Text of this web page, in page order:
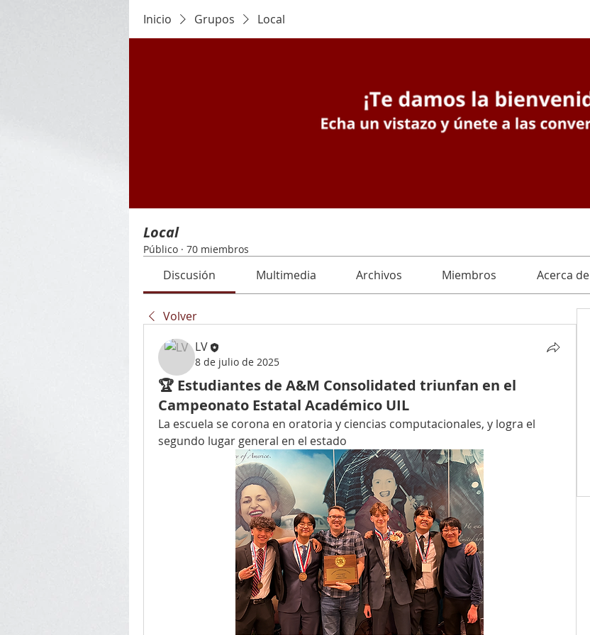
Inicio Grupos Local
Local
Público · 70 miembros
Discusión Multimedia Archivos Miembros Acerca de
Volver
LV
8 de julio de 2025
🏆 Estudiantes de A&M Consolidated triunfan en el
Campeonato Estatal Académico UIL
La escuela se corona en oratoria y ciencias computacionales, y logra el
segundo lugar general en el estado